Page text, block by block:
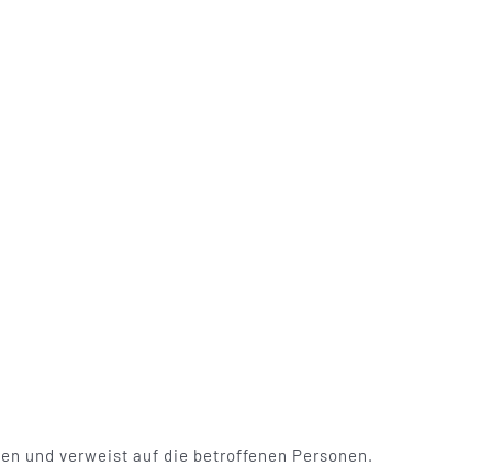
und verweist auf die betroffenen Personen.